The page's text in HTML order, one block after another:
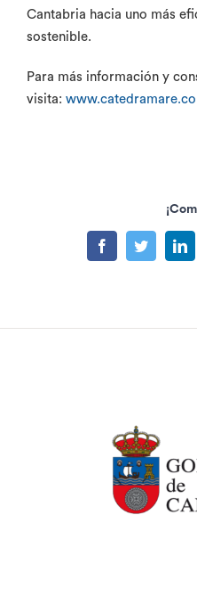
Cantabria hacia uno más
sostenible.
Para más información y
visita:
FacebookTwitter